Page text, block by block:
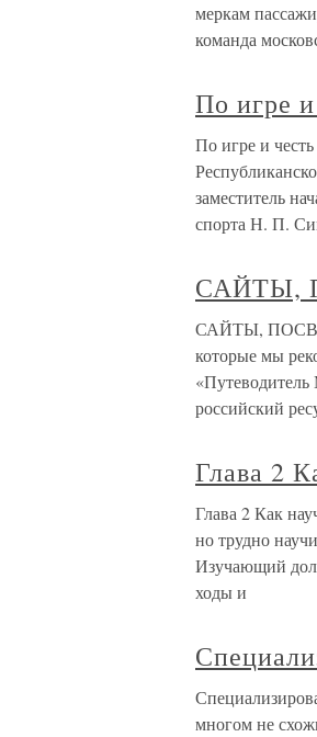
меркам
команда
По игре и
По игре и
заместитель
спорта Н. П.
САЙТЫ,
САЙТЫ,
которые мы
российский
Глава 2
Глава 2 Как
но трудно
Изучающий
ходы и
многом не